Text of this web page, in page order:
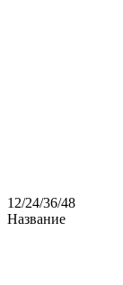
12/24/36/48
Название